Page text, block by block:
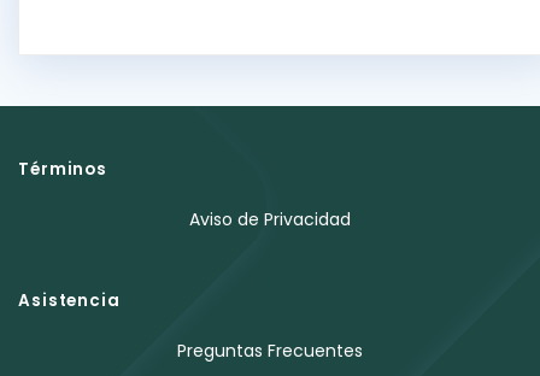
Términos
Aviso de Privacidad
Asistencia
Preguntas Frecuentes